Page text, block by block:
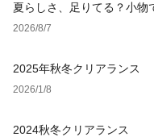
夏らしさ、足りてる？小物
2026/8/7
2025年秋冬クリアランス
2026/1/8
2024秋冬クリアランス